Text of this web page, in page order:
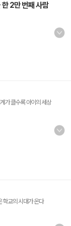
2만 번째 사람
가 클수록 아이의 세상
학교의 시대가 온다